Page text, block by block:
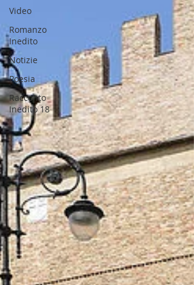
Video
Romanzo
Inedito
Notizie
Poesia
Racconto
Inedito 18